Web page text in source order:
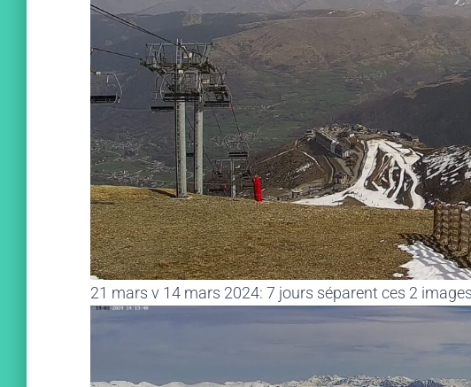
21 mars v 14 mars 2024: 7 jours séparent ces 2